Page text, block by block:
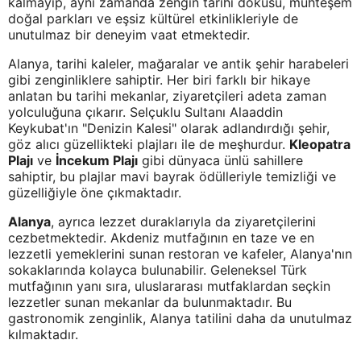
doğal parkları ve eşsiz kültürel etkinlikleriyle de
unutulmaz bir deneyim vaat etmektedir.
Alanya, tarihi kaleler, mağaralar ve antik şehir harabeleri
gibi zenginliklere sahiptir. Her biri farklı bir hikaye
anlatan bu tarihi mekanlar, ziyaretçileri adeta zaman
yolculuğuna çıkarır. Selçuklu Sultanı Alaaddin
Keykubat'ın "Denizin Kalesi" olarak adlandırdığı şehir,
göz alıcı güzellikteki plajları ile de meşhurdur. Kleopatra
Plajı ve İncekum Plajı gibi dünyaca ünlü sahillere
sahiptir, bu plajlar mavi bayrak ödülleriyle temizliği ve
güzelliğiyle öne çıkmaktadır.
Alanya, ayrıca lezzet duraklarıyla da ziyaretçilerini
cezbetmektedir. Akdeniz mutfağının en taze ve en
lezzetli yemeklerini sunan restoran ve kafeler, Alanya'nın
sokaklarında kolayca bulunabilir. Geleneksel Türk
mutfağının yanı sıra, uluslararası mutfaklardan seçkin
lezzetler sunan mekanlar da bulunmaktadır. Bu
gastronomik zenginlik, Alanya tatilini daha da unutulmaz
kılmaktadır.